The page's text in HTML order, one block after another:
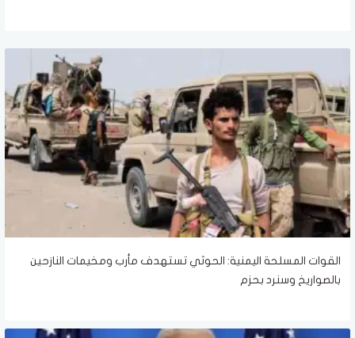
القوات المسلحة اليمنية: الحوثي تستهدف مأرب ومخيمات النازحين
بالصواريخ وسنرد بحزم